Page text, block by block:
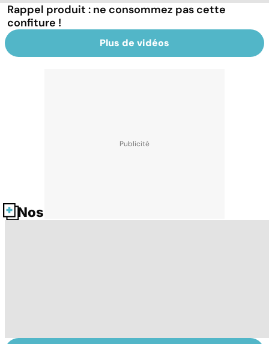
Rappel produit : ne consommez pas cette
confiture !
Plus de vidéos
Nos fiches santé